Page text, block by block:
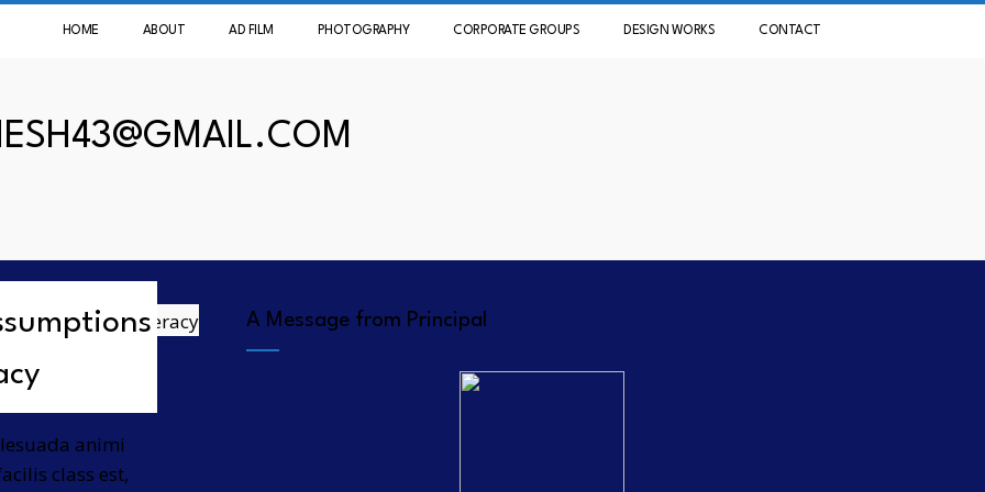
HOME ABOUT AD FILM PHOTOGRAPHY CORPORATE GROUPS DESIGN WORKS CONTACT
animi
class est,
A Message from Principal